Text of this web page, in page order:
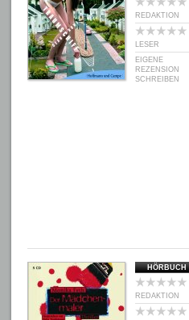
REDAKTION
LESER
EIGENE
REZENSION
SCHREIBEN
HÖRBUCH
REDAKTION